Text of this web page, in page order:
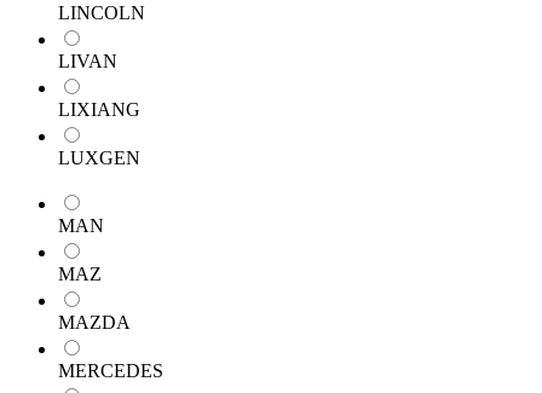
LINCOLN
LIVAN
LIXIANG
LUXGEN
MAN
MAZ
MAZDA
MERCEDES